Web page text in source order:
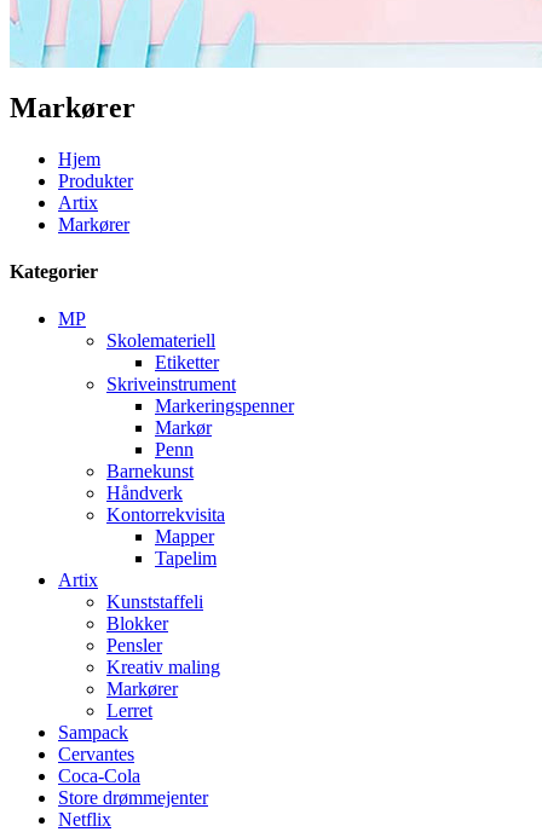
Markører
Hjem
Produkter
Artix
Markører
Kategorier
MP
Skolemateriell
Etiketter
Skriveinstrument
Markeringspenner
Markør
Penn
Barnekunst
Håndverk
Kontorrekvisita
Mapper
Tapelim
Artix
Kunststaffeli
Blokker
Pensler
Kreativ maling
Markører
Lerret
Sampack
Cervantes
Coca-Cola
Store drømmejenter
Netflix